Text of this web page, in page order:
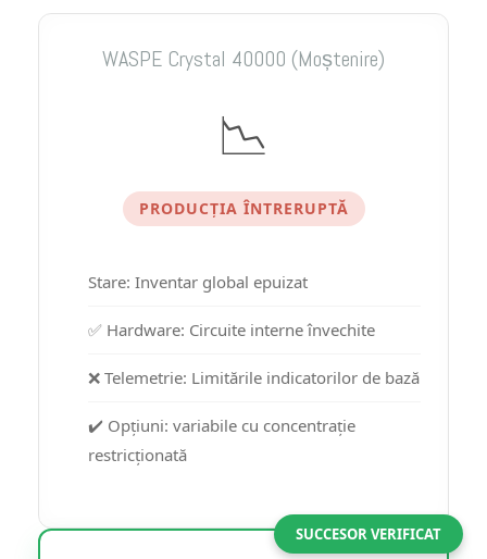
WASPE Crystal 40000 (Moștenire)
📉
PRODUCȚIA ÎNTRERUPTĂ
Stare: Inventar global epuizat
✅ Hardware: Circuite interne învechite
❌ Telemetrie: Limitările indicatorilor de bază
✔️ Opțiuni: variabile cu concentrație
restricționată
SUCCESOR VERIFICAT